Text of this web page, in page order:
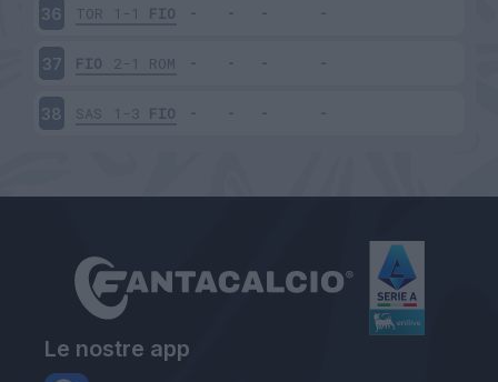
36 TOR 1-1 FIO
37 FIO 2-1 ROM
38 SAS 1-3 FIO
Le nostre app